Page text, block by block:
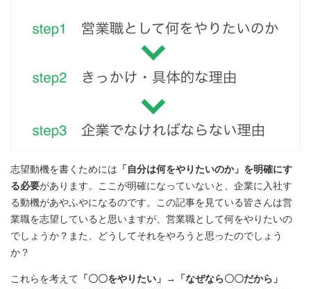
志望動機を書くためには 「自分は何をやりたいのか」を明確にす
る必要があります。ここが明確になっていないと、企業に入社す
る動機があやふやになるのです。この記事を見ている皆さんは営
業職を志望していると思いますが、営業職として何をやりたいの
でしょうか？また、どうしてそれをやろうと思ったのでしょう
か？
これらを考えて 「〇〇をやりたい」→「なぜなら〇〇だから」